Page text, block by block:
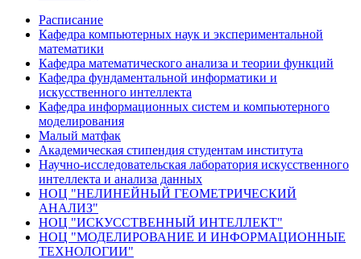
Расписание
Кафедра компьютерных наук и экспериментальной
математики
Кафедра математического анализа и теории функций
Кафедра фундаментальной информатики и
искусственного интеллекта
Кафедра информационных систем и компьютерного
моделирования
Малый матфак
Академическая стипендия студентам института
Научно-исследовательская лаборатория искусственного
интеллекта и анализа данных
НОЦ "НЕЛИНЕЙНЫЙ ГЕОМЕТРИЧЕСКИЙ
АНАЛИЗ"
НОЦ "ИСКУССТВЕННЫЙ ИНТЕЛЛЕКТ"
НОЦ "МОДЕЛИРОВАНИЕ И ИНФОРМАЦИОННЫЕ
ТЕХНОЛОГИИ"